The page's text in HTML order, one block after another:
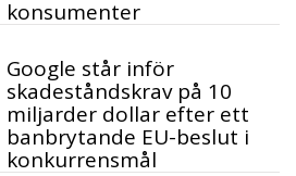
konsumenter
Google står inför
skadeståndskrav på 10
miljarder dollar efter ett
banbrytande EU-beslut i
konkurrensmål